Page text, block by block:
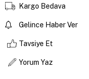
Kargo Bedava
Gelince Haber Ver
Tavsiye Et
Yorum Yaz